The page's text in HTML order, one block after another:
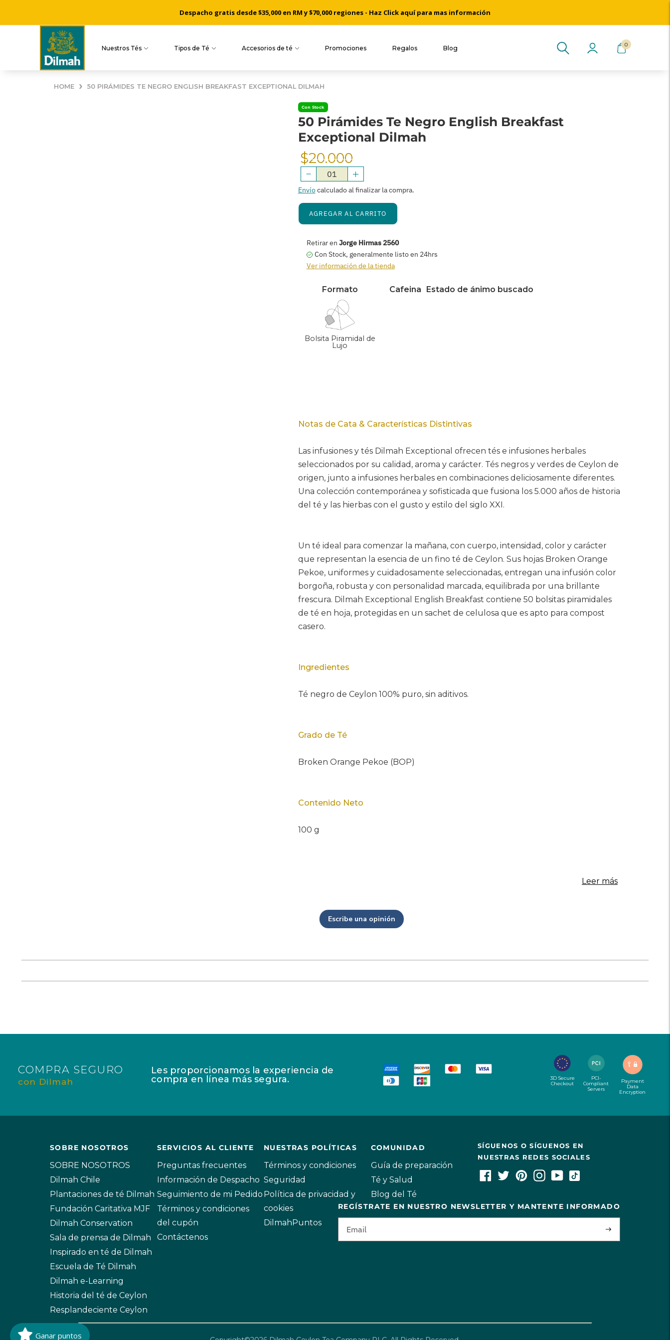
Cosechado a mano desde nuestros jardines de té de Ceylon
Despacho gratis desde $35,000 en RM y $70,000 regiones - Haz Click aquí para mas información
Nuestros Tés Tipos de Té Accesorios de té Promociones Regalos Blog 0
HOME › 50 PIRÁMIDES TE NEGRO ENGLISH BREAKFAST EXCEPTIONAL DILMAH
Con Stock
50 Pirámides Te Negro English Breakfast
Exceptional Dilmah
Precio
Normal
$20.000
Envíocalculado al finalizar la compra.
AGREGAR AL CARRITO
Retirar en Jorge Hirmas 2560
Con Stock, generalmente listo en 24hrs
Ver información de la tienda
Formato
Bolsita Piramidal de
Lujo
Cafeina Estado de ánimo buscado
Notas de Cata & Características Distintivas
Las infusiones y tés Dilmah Exceptional ofrecen tés e infusiones herbales
seleccionados por su calidad, aroma y carácter. Tés negros y verdes de Ceylon de
origen, junto a infusiones herbales en combinaciones deliciosamente diferentes.
Una colección contemporánea y sofisticada que fusiona los 5.000 años de historia
del té y las hierbas con el gusto y estilo del siglo XXI.
Un té ideal para comenzar la mañana, con cuerpo, intensidad, color y carácter
que representan la esencia de un fino té de Ceylon. Sus hojas Broken Orange
Pekoe, uniformes y cuidadosamente seleccionadas, entregan una infusión color
borgoña, robusta y con personalidad marcada, equilibrada por una brillante
frescura. Dilmah Exceptional English Breakfast contiene 50 bolsitas piramidales
de té en hoja, protegidas en un sachet de celulosa que es apto para compost
casero.
Ingredientes
Té negro de Ceylon 100% puro, sin aditivos.
Grado de Té
Broken Orange Pekoe (BOP)
Contenido Neto
100 g
Leer más
Escribe una opinión
COMPRA SEGURO
con Dilmah
Les proporcionamos la experiencia de
compra en línea más segura.
3D Secure
Checkout
PCI-
Compliant
Servers
Payment
Data
Encryption
SOBRE NOSOTROS
SOBRE NOSOTROS
Dilmah Chile
Plantaciones de té Dilmah
Fundación Caritativa MJF
Dilmah Conservation
Sala de prensa de Dilmah
Inspirado en té de Dilmah
Escuela de Té Dilmah
Dilmah e-Learning
Historia del té de Ceylon
Resplandeciente Ceylon
SERVICIOS AL CLIENTE
Preguntas frecuentes
Información de Despacho
Seguimiento de mi Pedido
Términos y condiciones
del cupón
Contáctenos
NUESTRAS POLÍTICAS
Términos y condiciones
Seguridad
Política de privacidad y
cookies
DilmahPuntos
COMUNIDAD
Guía de preparación
Té y Salud
Blog del Té
SÍGUENOS O SÍGUENOS EN
NUESTRAS REDES SOCIALES
REGÍSTRATE EN NUESTRO NEWSLETTER Y MANTENTE INFORMADO
Ganar puntos